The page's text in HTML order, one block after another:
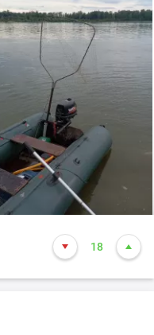
вот, сегодня
от слова совсем!!! Но
предупредил деда
100м. И в отвес
понятно толи зацеп,
махина, но я думаю
помучила и я ее в
Как так
одна блесна. Ну и
18